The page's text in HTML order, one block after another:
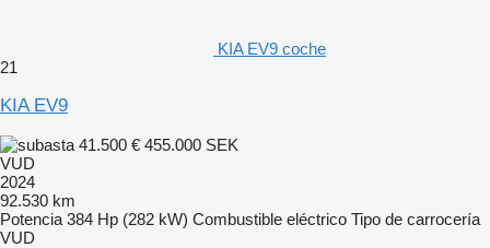
KIA EV9 coche
21
KIA EV9
41.500 € 455.000 SEK
VUD
2024
92.530 km
Potencia 384 Hp (282 kW) Combustible eléctrico Tipo de carrocería
VUD